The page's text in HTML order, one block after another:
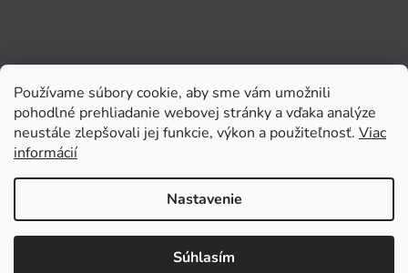
Používame súbory cookie, aby sme vám umožnili
pohodlné prehliadanie webovej stránky a vďaka analýze
neustále zlepšovali jej funkcie, výkon a použiteľnosť. Viac
informácií
Nastavenie
Súhlasím
Prijímame online platby
Vytvoril Shoptet